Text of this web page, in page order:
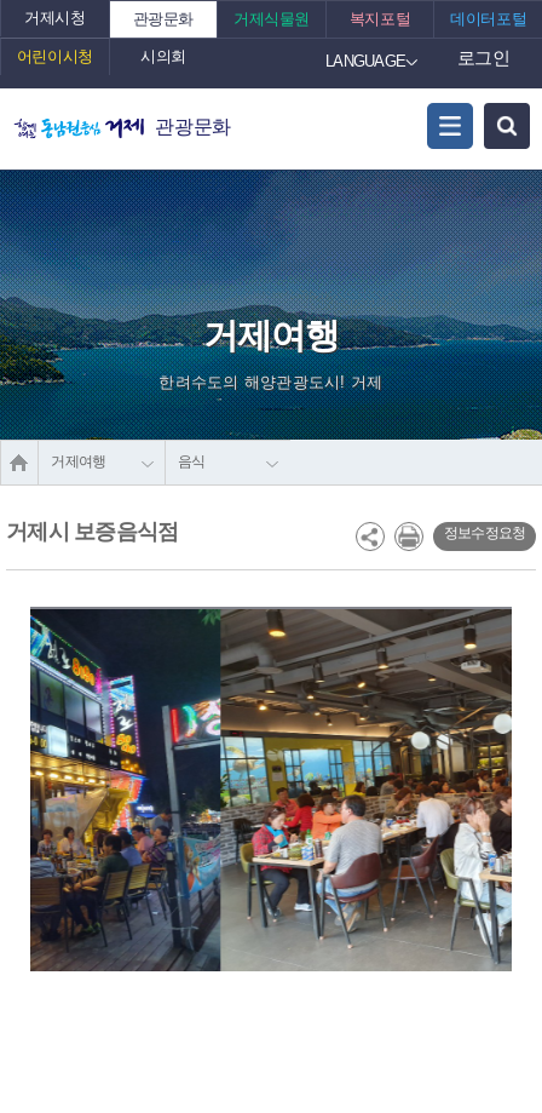
거제시청 관광문화 거제식물원 복지포털 데이터포털
어린이시청 시의회 LANGUAGE 로그인
관광문화
거제여행
한려수도의 해양관광도시! 거제
거제여행 음식
거제시 보증음식점 정보수정요청